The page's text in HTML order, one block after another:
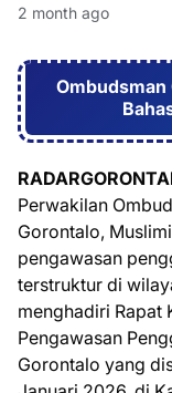
2 month ago
Ombudsman
Perwakilan
Gorontalo,
pengawasan
terstruktur di
menghadiri Rapat
Pengawasan
Gorontalo yang